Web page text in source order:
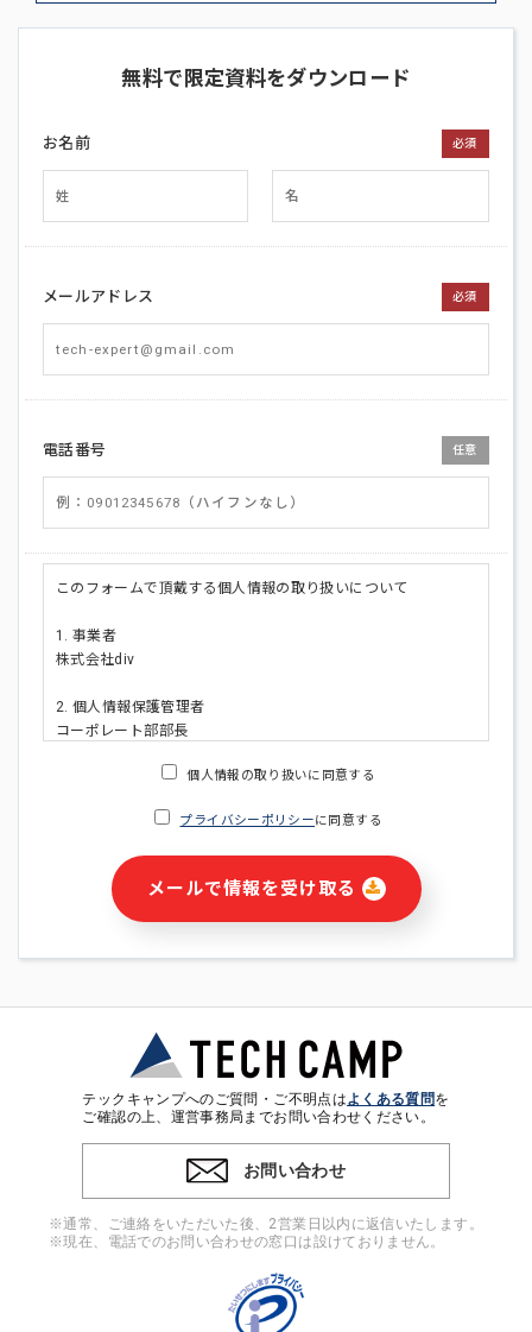
無料で限定資料をダウンロード
お名前 必須
メールアドレス 必須
電話番号 任意
このフォームで頂戴する個人情報の取り扱いについて
1. 事業者
株式会社div
2. 個人情報保護管理者
コーポレート部部長
・ご請求された資料の送付のため
・本サービス及び本サービスに関連する情報(当社及び第三者の
サービス又は商品等の広告配信・宣伝を含みますが、それらに
・個人(法人の場合は担当者)を識別できない形式に加工した統
計情報の作成および利用
※上記の利用目的に基づいた本人への連絡及び配信について
4. 個人情報の第三者提供
ンをとるために、氏名等の一部の情報をサービス内で使用する
チャットツールで発信することにより、本サービスの他の利用
者等に提供することがあります。
個人情報の取り扱いに同意する
プライバシーポリシーに同意する
メールで情報を受け取る
テックキャンプへのご質問・ご不明点はよくある質問を
ご確認の上、運営事務局までお問い合わせください。
お問い合わせ
※通常、ご連絡をいただいた後、2営業日以内に返信いたします。
※現在、電話でのお問い合わせの窓口は設けておりません。